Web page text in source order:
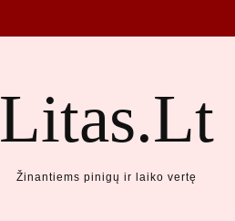
Litas.Lt
Žinantiems pinigų ir laiko vertę